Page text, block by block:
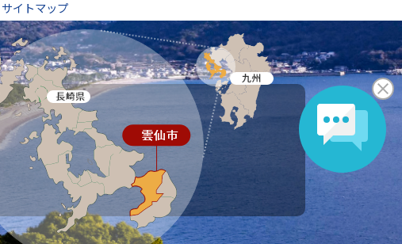
サイトマップ